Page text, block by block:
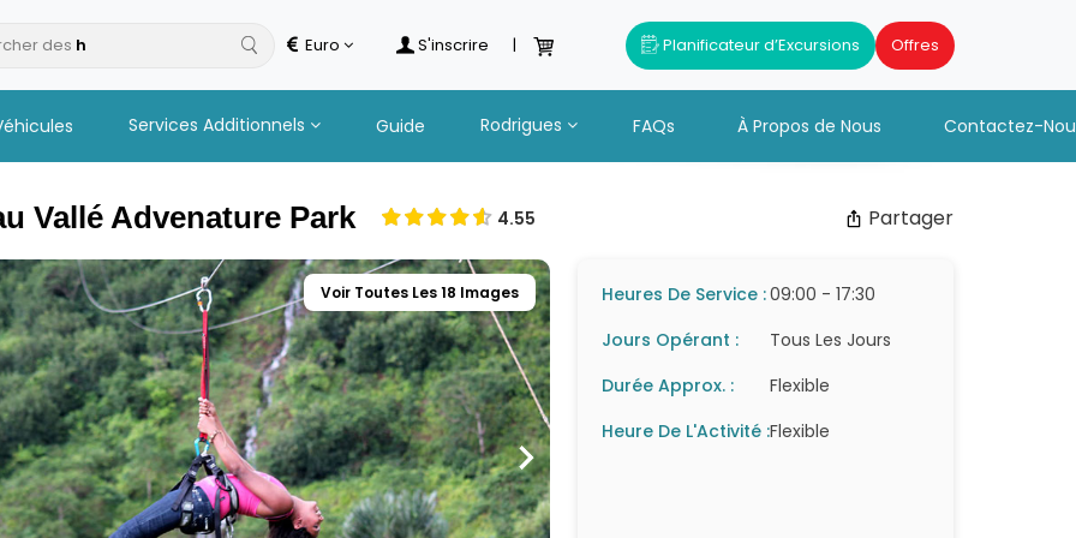
des hotels Euro S'inscrire | Planificateur d’Excursions Offres
Services Additionnels Guide Rodrigues FAQs À Propos de Nous Contactez-
Vallé Advenature Park 4.55 Partager
Voir Toutes Les 18 Images Heures De Service :09:00 - 17:30
Jours Opérant :
Tous Les Jours
Durée Approx. :
Flexible
Heure De L'Activité :Flexible